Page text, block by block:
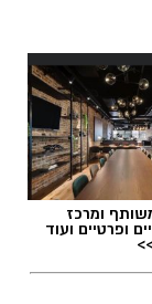
ומרכז
ופרטיים ועוד